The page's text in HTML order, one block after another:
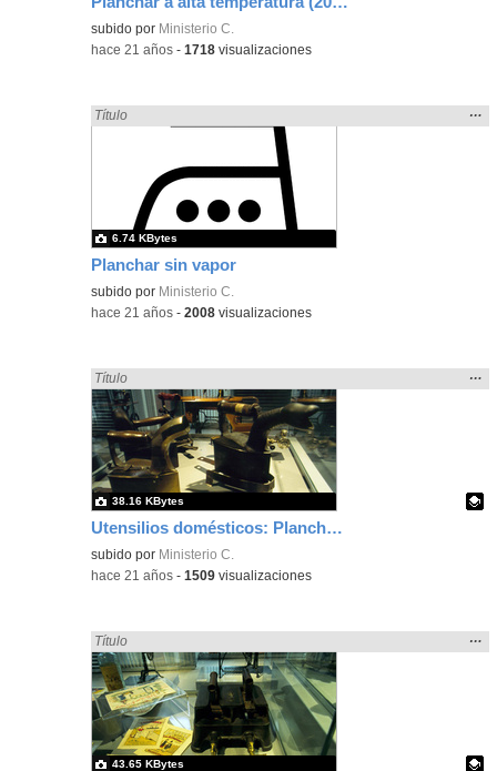
subido por Ministerio C.
-hace 21 años -1718 visualizaciones
Planchar sin vapor
Encontrado «plancha» en:
Título
la
…
subido por Ministerio C.
6.74 KBytes
-hace 21 años -2008 visualizaciones
Utensilios domésticos: Planchas con lumbre, Museo del Pueblo de
Encontrado «plancha» en:
Título
la
…
Contenido educativo.
subido por Ministerio C.
38.16 KBytes
-hace 21 años -1509 visualizaciones
Encontrado «plancha» en:
Título
la
…
43.65 KBytes